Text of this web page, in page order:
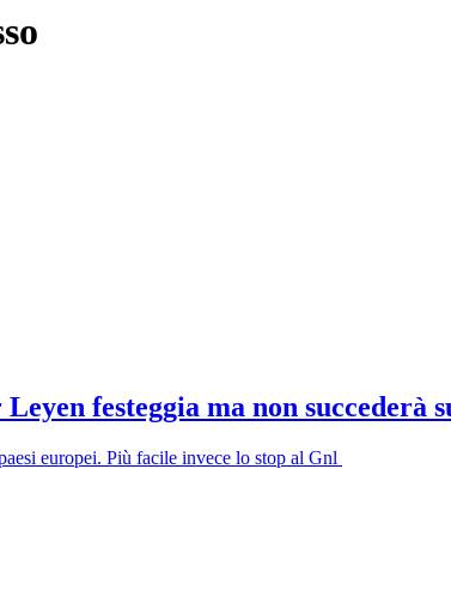
festeggia ma non succederà
europei. Più facile invece lo stop al Gnl